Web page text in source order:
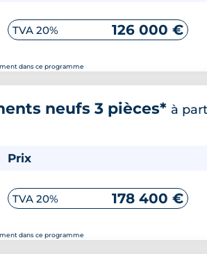
dans ce programme
TVA 20% 126 000 €
neufs 3 pièces* à
dans ce programme
Prix
TVA 20% 178 400 €